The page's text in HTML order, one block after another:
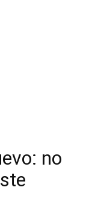
no